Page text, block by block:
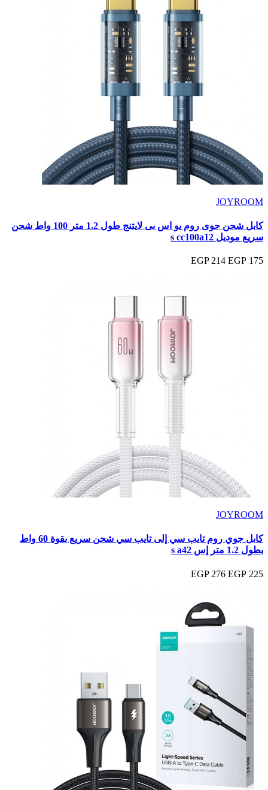
JOYROOM
كابل شحن جوى روم يو اس بى لايتنج طول 1.2 متر 100 واط شحن
سريع موديل s cc100a12
175 EGP
214 EGP
JOYROOM
كابل جوي روم تايب سي إلى تايب سي شحن سريع بقوة 60 واط
بطول 1.2 متر إس s a42
225 EGP
276 EGP